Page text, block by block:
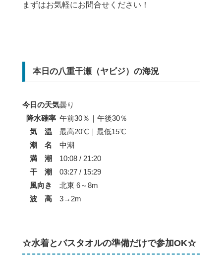
まずはお気軽にお問合せください！
本日の八重干瀬（ヤビジ）の海況
今日の天気曇り
降水確率 午前30％｜午後30％
気 温
最高20℃｜最低15℃
潮 名
中潮
満 潮
10:08 / 21:20
干 潮
03:27 / 15:29
風向き
北東 6～8m
波 高
3→2m
☆水着とバスタオルの準備だけで参加OK☆